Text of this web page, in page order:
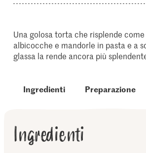
Una golosa torta che risplende
albicocche e mandorle in pasta e a
glassa la rende ancora più
Ingredienti Preparazione
Ingredienti